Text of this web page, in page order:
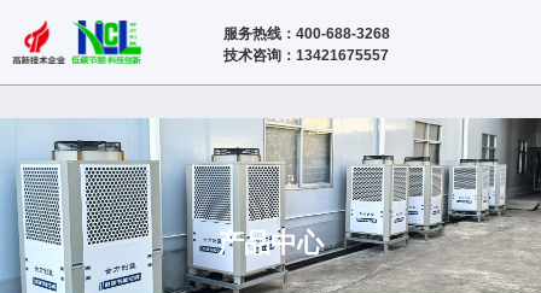
服务热线：400-688-3268
技术咨询：13421675557
产品中心